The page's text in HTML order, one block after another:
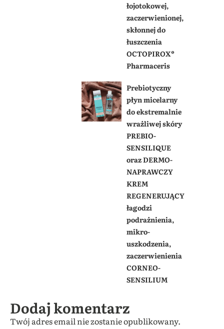
łojotokowej,
zaczerwienionej,
skłonnej do
łuszczenia
OCTOPIROX®
Pharmaceris
Prebiotyczny
płyn micelarny
do ekstremalnie
wrażliwej skóry
PREBIO-
SENSILIQUE
oraz DERMO-
NAPRAWCZY
KREM
REGENERUJĄCY
łagodzi
podrażnienia,
mikro-
uszkodzenia,
zaczerwienienia
CORNEO-
SENSILIUM
Dodaj komentarz
Twój adres email nie zostanie opublikowany.